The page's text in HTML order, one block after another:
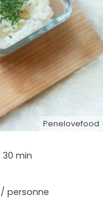
Penelovefood
min
personne